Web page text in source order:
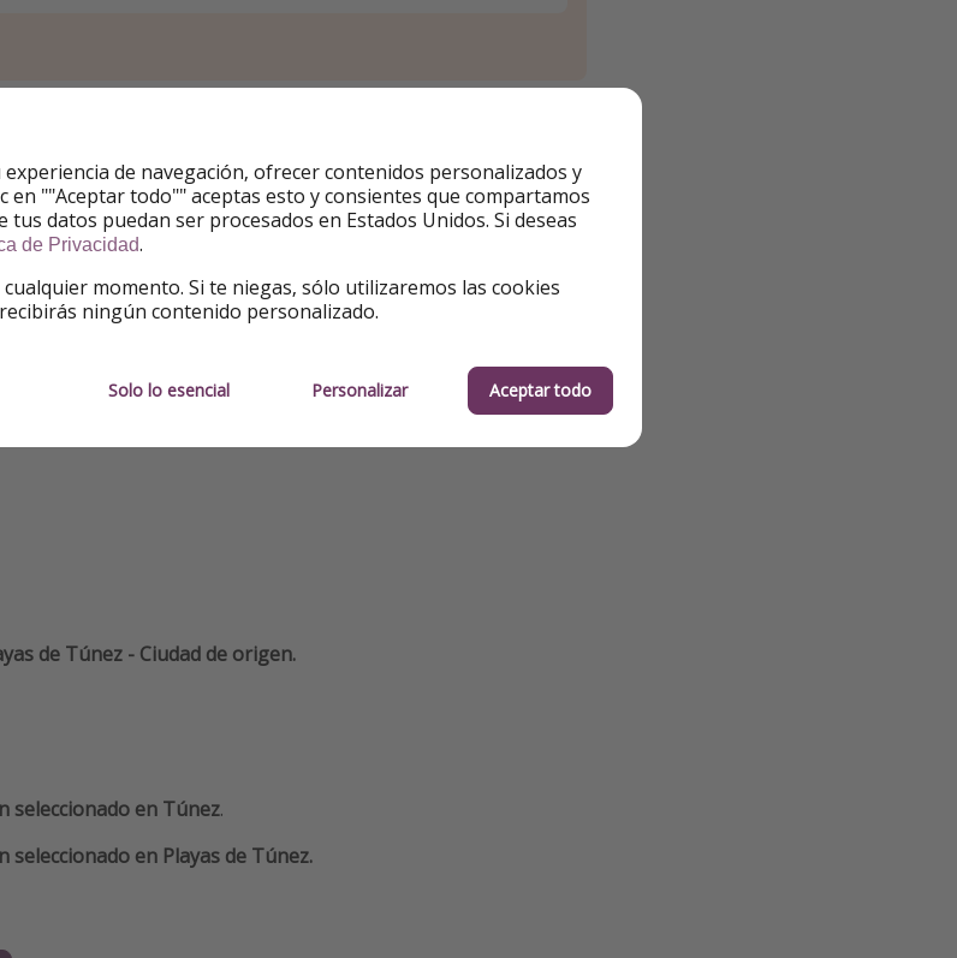
ir a la web deLogitravel.com.
introduce tu aeropuerto y pincha en “fecha de inicio” para ver
de salida y los precios orientativos.
sigue los pasos para finalizar la reserva.
de Túnez - Ciudad de origen.
seleccionado en Túnez.
seleccionado en Playas de Túnez.
de navegación, ofrecer contenidos personalizados y
en ""Aceptar todo"" aceptas esto y consientes que compartamos
datos puedan ser procesados en Estados Unidos. Si deseas
de Privacidad.
momento. Si te niegas, sólo utilizaremos las cookies
ningún contenido personalizado.
Solo lo esencial Personalizar Aceptar todo